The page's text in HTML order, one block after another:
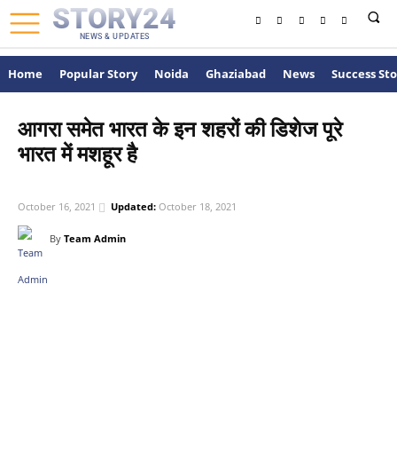
STORY24
NEWS & UPDATES
Home Popular Story Noida Ghaziabad News Success
आगरा समेत भारत के इन शहरों की डिशेज पूरे
भारत में मशहूर है
October 16, 2021 Updated: October 18, 2021
By Team Admin